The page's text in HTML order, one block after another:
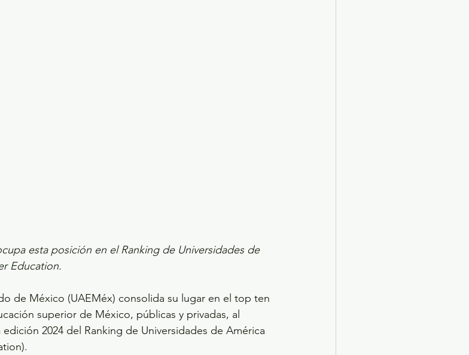
esta posición en el Ranking de Universidades de
Education.
de México (UAEMéx) consolida su lugar en el top ten
superior de México, públicas y privadas, al
2024 del Ranking de Universidades de América